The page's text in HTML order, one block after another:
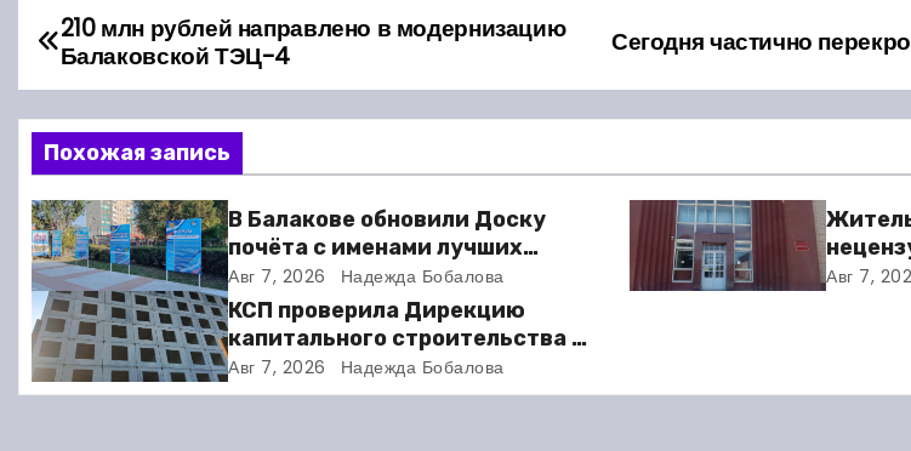
Н
а
в
и
г
а
ц
и
Сегодня частично
210 млн рублей направлено в модернизацию
Балаковской ТЭЦ-4
Похожая запись
В Балакове обновили Доску
почёта с именами лучших
спортсменов. Фото
Авг 7, 2026 Надежда Бобалова
и
Авг 7,
КСП проверила Дирекцию
капитального строительства в
Балакове и нашла множество
нарушений
Авг 7, 2026 Надежда Бобалова